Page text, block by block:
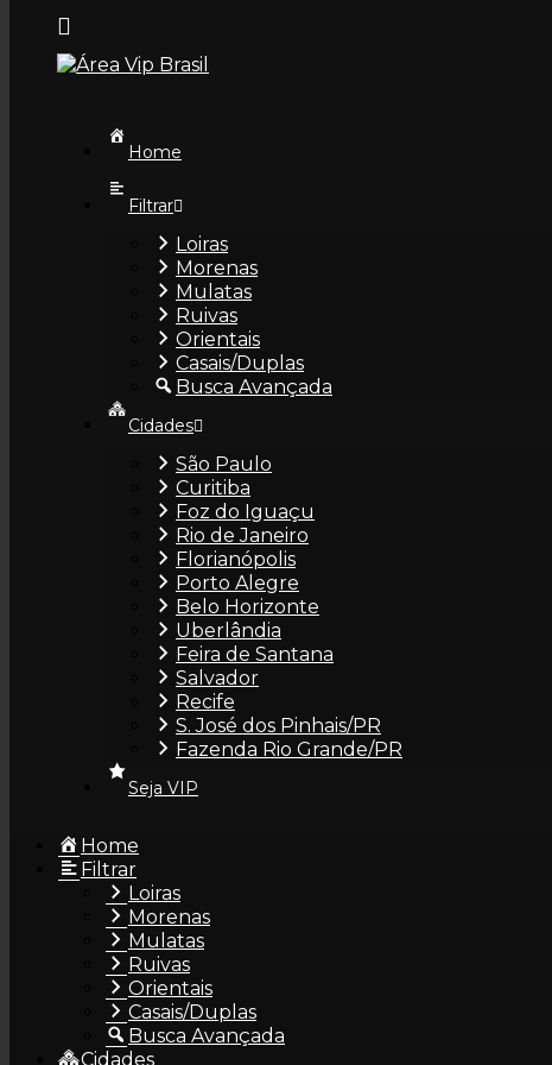
Home
Filtrar
Loiras
Morenas
Mulatas
Ruivas
Orientais
Casais/Duplas
Busca Avançada
Cidades
São Paulo
Curitiba
Foz do Iguaçu
Rio de Janeiro
Florianópolis
Porto Alegre
Belo Horizonte
Uberlândia
Feira de Santana
Salvador
Recife
S. José dos Pinhais/PR
Fazenda Rio Grande/PR
Seja VIP
Home
Filtrar
Loiras
Morenas
Mulatas
Ruivas
Orientais
Casais/Duplas
Busca Avançada
Cidades